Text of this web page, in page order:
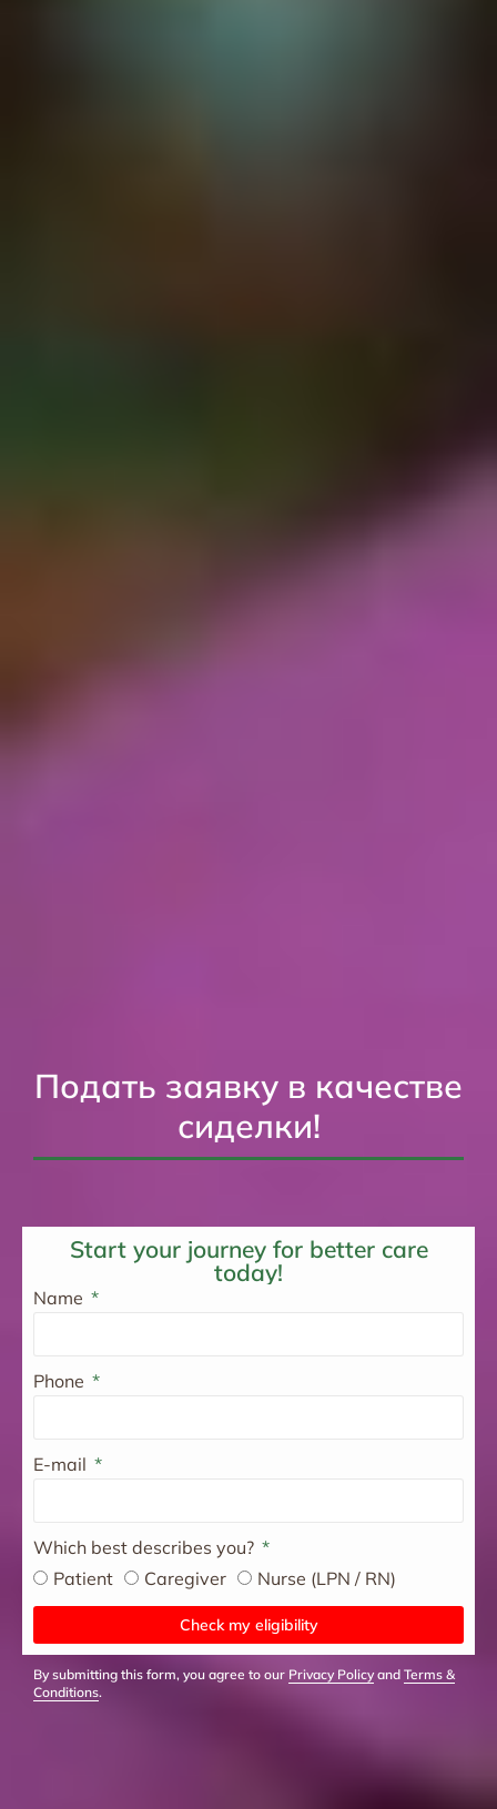
Подать заявку в качестве
сиделки!
Start your journey for better care
today!
Name
Phone
E-mail
Which best describes you?
Patient
Caregiver Nurse (LPN / RN)
Check my eligibility
By submitting this form, you agree to our Privacy Policyand Terms &
Conditions.